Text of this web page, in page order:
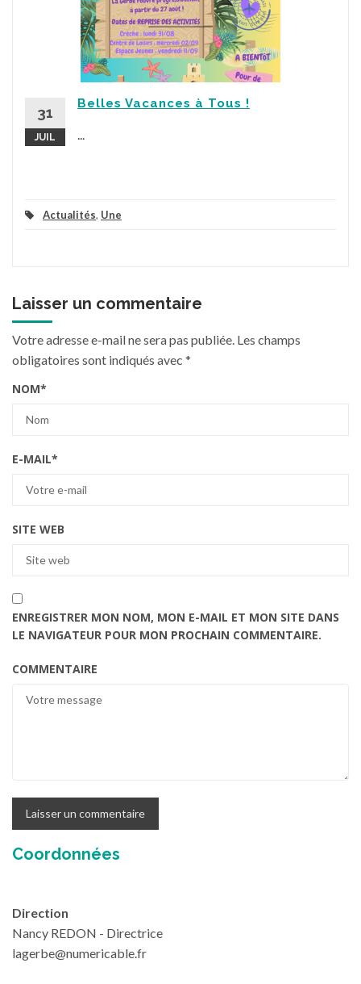
31
JUIL
Belles Vacances à Tous !
Actualités, Une
Laisser un commentaire
Votre adresse e-mail ne sera pas publiée. Les champs
obligatoires sont indiqués avec *
NOM*
E-MAIL*
SITE WEB
ENREGISTRER MON NOM, MON E-MAIL ET MON SITE DANS
LE NAVIGATEUR POUR MON PROCHAIN COMMENTAIRE.
COMMENTAIRE
Coordonnées
Direction
Nancy REDON - Directrice
lagerbe@numericable.fr